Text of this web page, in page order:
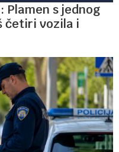
Plamen s jednog
četiri vozila i